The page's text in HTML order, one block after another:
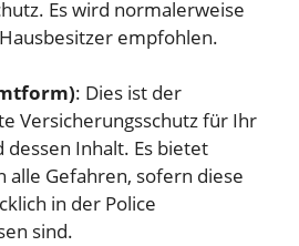
Es wird normalerweise
empfohlen.
: Dies ist der
Versicherungsschutz für Ihr
dessen Inhalt. Es bietet
alle Gefahren, sofern diese
in der Police
sind.